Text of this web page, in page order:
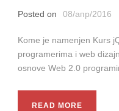
Posted on 08/апр/2016
Kome je namenjen Kurs
programerima i web
osnove Web 2.0
READ MORE